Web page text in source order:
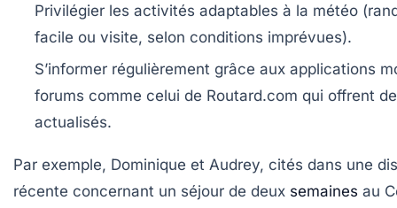
Privilégier les activités adaptables à la météo
facile ou visite, selon conditions imprévues).
S’informer régulièrement grâce aux applications
forums comme celui de Routard.com qui offrent
actualisés.
Par exemple, Dominique et Audrey, cités dans une
récente concernant un séjour de deux semaines au